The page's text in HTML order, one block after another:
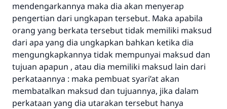
mendengarkannya maka dia akan menyerap
pengertian dari ungkapan tersebut. Maka apabila
orang yang berkata tersebut tidak memiliki maksud
dari apa yang dia ungkapkan bahkan ketika dia
mengungkapkannya tidak mempunyai maksud dan
tujuan apapun , atau dia memiliki maksud lain dari
perkataannya : maka pembuat syari’at akan
membatalkan maksud dan tujuannya, jika dalam
perkataan yang dia utarakan tersebut hanya